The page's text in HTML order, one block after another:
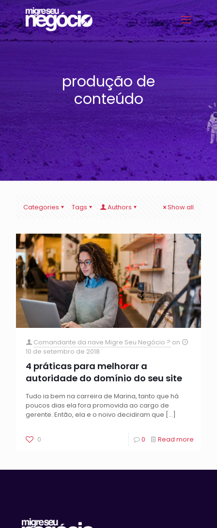
produção de
conteúdo
Categories Tags Authors Show all
Comandante da nave Migre Seu Negócio ? on
10 de setembro de 2018
4 práticas para melhorar a
autoridade do domínio do seu site
Tudo ia bem na carreira de Marina, tanto que há
poucos dias ela fora promovida ao cargo de
gerente. Então, ela e o noivo decidiram que […]
0 0 Read more